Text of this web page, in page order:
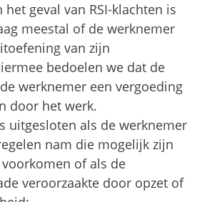
geval van RSI-klachten is
meestal of de werknemer
van zijn
bedoelen we dat de
werknemer een vergoeding
door het werk.
uitgesloten als de werknemer
nam die mogelijk zijn
of als de
veroorzaakte door opzet of